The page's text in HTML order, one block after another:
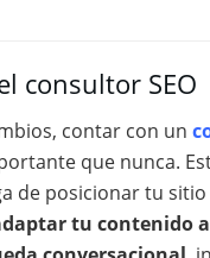
consultor SEO
contar con un
que nunca.
de posicionar tu
tu contenido